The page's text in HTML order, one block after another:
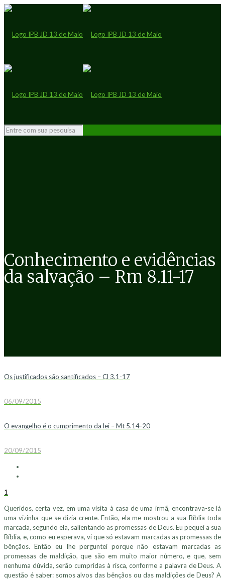
Conhecimento e evidências
da salvação – Rm 8.11-17
Os justificados são santificados – Cl 3.1-17
06/09/2015
O evangelho é o cumprimento da lei – Mt 5.14-20
20/09/2015
1
Queridos, certa vez, em uma visita à casa de uma irmã, encontrava-se lá
uma vizinha que se dizia crente. Então, ela me mostrou a sua Bíblia toda
marcada, segundo ela, salientando as promessas de Deus. Eu pequei a sua
Bíblia, e, como eu esperava, vi que só estavam marcadas as promessas de
bênçãos. Então eu lhe perguntei porque não estavam marcadas as
promessas de maldição, que são em muito maior número, e que, sem
nenhuma dúvida, serão cumpridas à risca, conforme a palavra de Deus. A
questão é saber: somos alvos das bênçãos ou das maldições de Deus? A